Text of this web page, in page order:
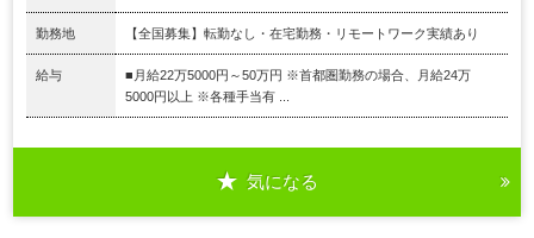
勤務地 【全国募集】転勤なし・在宅勤務・リモートワーク実績あり
給与
■月給22万5000円～50万円 ※首都圏勤務の場合、月給24万
5000円以上 ※各種手当有 ...
気になる